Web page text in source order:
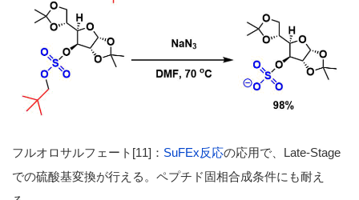
フルオロサルフェート[11]： SuFEx反応の応用で、Late-Stage
での硫酸基変換が行える。ペプチド固相合成条件にも耐え